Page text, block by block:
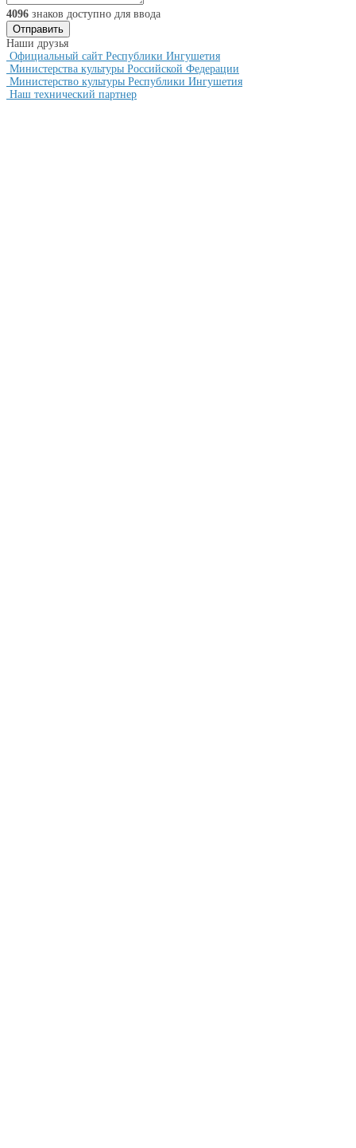
4096 знаков доступно для ввода
Наши друзья
Официальный сайт Республики Ингушетия
Министерства культуры Российской Федерации
Министерство культуры Республики Ингушетия
Наш технический партнер